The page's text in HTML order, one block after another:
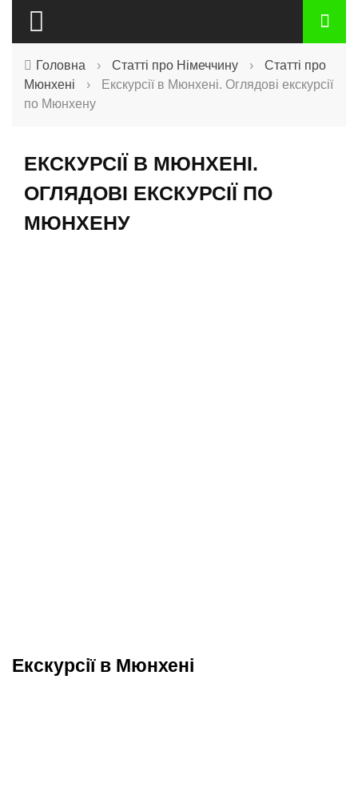
Головна › Статті про Німеччину ›
Статті про
Мюнхені
›
Екскурсії в Мюнхені. Оглядові екскурсії
по Мюнхену
ЕКСКУРСІЇ В МЮНХЕНІ.
ОГЛЯДОВІ ЕКСКУРСІЇ ПО
МЮНХЕНУ
Екскурсії в Мюнхені